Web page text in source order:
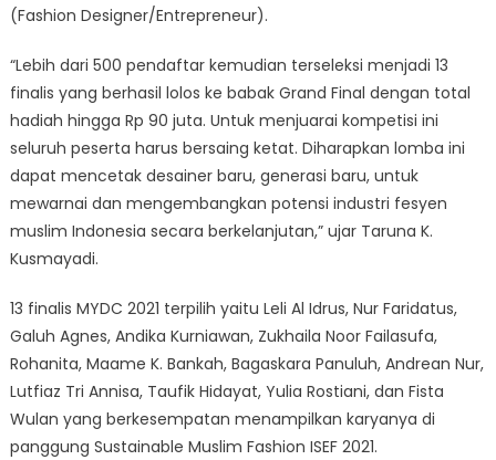
(Fashion Designer/Entrepreneur).
“Lebih dari 500 pendaftar kemudian terseleksi menjadi 13
finalis yang berhasil lolos ke babak Grand Final dengan total
hadiah hingga Rp 90 juta. Untuk menjuarai kompetisi ini
seluruh peserta harus bersaing ketat. Diharapkan lomba ini
dapat mencetak desainer baru, generasi baru, untuk
mewarnai dan mengembangkan potensi industri fesyen
muslim Indonesia secara berkelanjutan,” ujar Taruna K.
Kusmayadi.
13 finalis MYDC 2021 terpilih yaitu Leli Al Idrus, Nur Faridatus,
Galuh Agnes, Andika Kurniawan, Zukhaila Noor Failasufa,
Rohanita, Maame K. Bankah, Bagaskara Panuluh, Andrean Nur,
Lutfiaz Tri Annisa, Taufik Hidayat, Yulia Rostiani, dan Fista
Wulan yang berkesempatan menampilkan karyanya di
panggung Sustainable Muslim Fashion ISEF 2021.